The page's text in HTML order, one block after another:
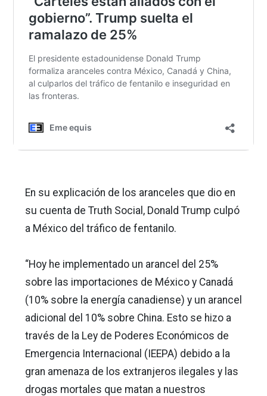
En su explicación de los aranceles que dio en
su cuenta de Truth Social, Donald Trump culpó
a México del tráfico de fentanilo.
“Hoy he implementado un arancel del 25%
sobre las importaciones de México y Canadá
(10% sobre la energía canadiense) y un arancel
adicional del 10% sobre China. Esto se hizo a
través de la Ley de Poderes Económicos de
Emergencia Internacional (IEEPA) debido a la
gran amenaza de los extranjeros ilegales y las
drogas mortales que matan a nuestros